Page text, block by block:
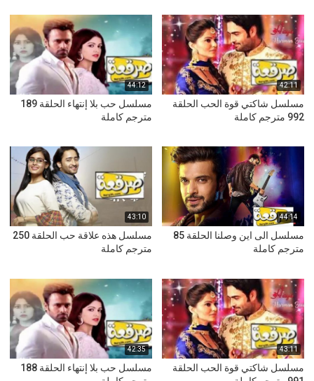
42:11
مسلسل شاكتي قوة الحب الحلقة
992 مترجم كاملة
44:12
مسلسل حب بلا إنتهاء الحلقة 189
مترجم كاملة
44:14
مسلسل الى اين وصلنا الحلقة 85
مترجم كاملة
43:10
مسلسل هذه علاقة حب الحلقة 250
مترجم كاملة
43:11
مسلسل شاكتي قوة الحب الحلقة
42:35
مسلسل حب بلا إنتهاء الحلقة 188